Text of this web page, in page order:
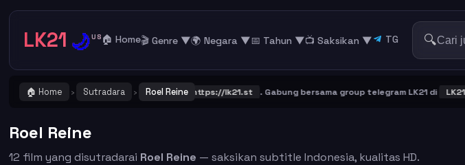
LK21 🌙US 🏠 Home🎬 Genre ▼🌍 Negara ▼📅 Tahun ▼📺 Saksikan ▼ TG 🔍
🏠 Home › Sutradara › Roel Reine
dan Bookmark alamat URL LK21 https://lk21.st . Gabung bersama group telegram LK21 di LK21Mobile
Roel Reine
12 film yang disutradarai Roel Reine — saksikan subtitle Indonesia, kualitas HD.